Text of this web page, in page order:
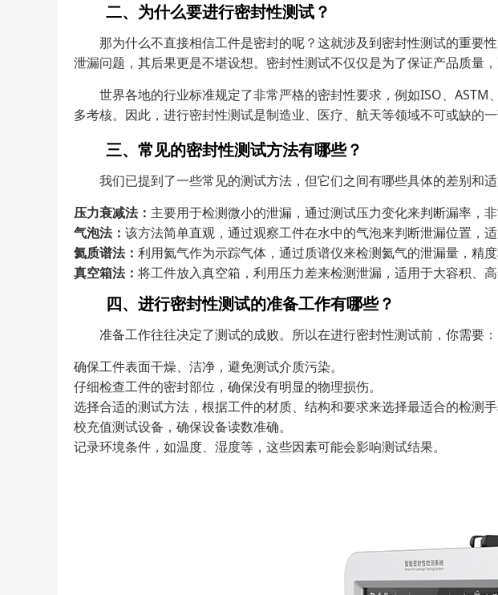
二、为什么要进行密封性测试？
那为什么不直接相信工件是密封的呢？这就涉及到密封性测试的重要
泄漏问题，其后果更是不堪设想。密封性测试不仅仅是为了保证产品质量
世界各地的行业标准规定了非常严格的密封性要求，例如ISO、
多考核。因此，进行密封性测试是制造业、医疗、航天等领域不可或缺的
三、常见的密封性测试方法有哪些？
我们已提到了一些常见的测试方法，但它们之间有哪些具体的差别和
压力衰减法： 主要用于检测微小的泄漏，通过测试压力变化来判断漏率，
气泡法： 该方法简单直观，通过观察工件在水中的气泡来判断泄漏位置，适
氦质谱法： 利用氦气作为示踪气体，通过质谱仪来检测氦气的泄漏量，精
真空箱法： 将工件放入真空箱，利用压力差来检测泄漏，适用于大容积、高
四、进行密封性测试的准备工作有哪些？
准备工作往往决定了测试的成败。所以在进行密封性测试前，你需要：
确保工件表面干燥、洁净，避免测试介质污染。
仔细检查工件的密封部位，确保没有明显的物理损伤。
选择合适的测试方法，根据工件的材质、结构和要求来选择最适合的检测手
校充值测试设备，确保设备读数准确。
记录环境条件，如温度、湿度等，这些因素可能会影响测试结果。